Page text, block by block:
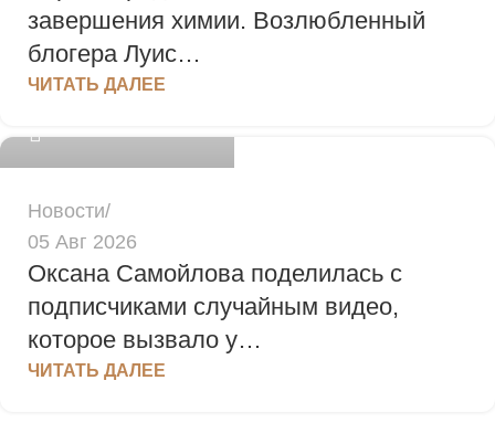
завершения химии. Возлюбленный
блогера Луис…
ЧИТАТЬ ДАЛЕЕ
admin
Новости
05 Авг 2026
Оксана Самойлова поделилась с
подписчиками случайным видео,
которое вызвало у…
ЧИТАТЬ ДАЛЕЕ